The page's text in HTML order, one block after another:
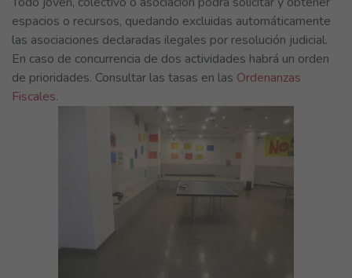
espacios o recursos, quedando excluidas automáticamente
las asociaciones declaradas ilegales por resolución judicial.
En caso de concurrencia de dos actividades habrá un orden
de prioridades. Consultar las tasas en las Ordenanzas
Fiscales.